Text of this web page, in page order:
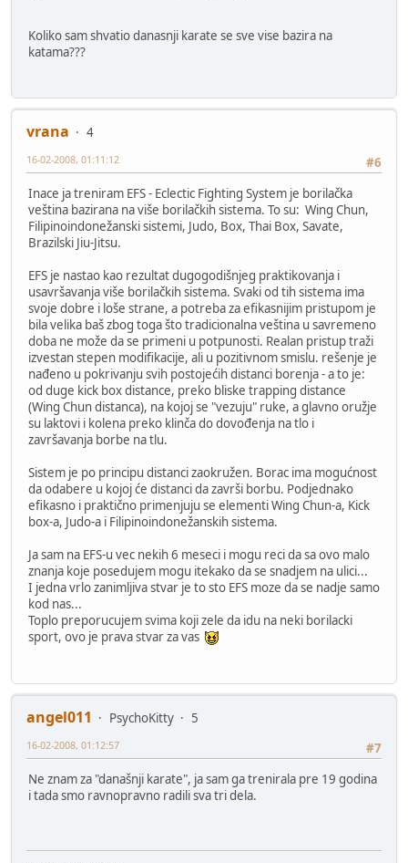
Koliko sam shvatio danasnji karate se sve vise bazira na
katama???
vrana
4
#6
16-02-2008, 01:11:12
Inace ja treniram EFS - Eclectic Fighting System je borilačka
veština bazirana na više borilačkih sistema. To su: Wing Chun,
Filipinoindonežanski sistemi, Judo, Box, Thai Box, Savate,
Brazilski Jiu-Jitsu.
EFS je nastao kao rezultat dugogodišnjeg praktikovanja i
usavršavanja više borilačkih sistema. Svaki od tih sistema ima
svoje dobre i loše strane, a potreba za efikasnijim pristupom je
bila velika baš zbog toga što tradicionalna veština u savremeno
doba ne može da se primeni u potpunosti. Realan pristup traži
izvestan stepen modifikacije, ali u pozitivnom smislu. rešenje je
nađeno u pokrivanju svih postojećih distanci borenja - a to je:
od duge kick box distance, preko bliske trapping distance
(Wing Chun distanca), na kojoj se "vezuju" ruke, a glavno oružje
su laktovi i kolena preko klinča do dovođenja na tlo i
završavanja borbe na tlu.
Sistem je po principu distanci zaokružen. Borac ima mogućnost
da odabere u kojoj će distanci da završi borbu. Podjednako
efikasno i praktično primenjuju se elementi Wing Chun-a, Kick
box-a, Judo-a i Filipinoindonežanskih sistema.
Ja sam na EFS-u vec nekih 6 meseci i mogu reci da sa ovo malo
znanja koje posedujem mogu itekako da se snadjem na ulici...
I jedna vrlo zanimljiva stvar je to sto EFS moze da se nadje samo
kod nas...
Toplo preporucujem svima koji zele da idu na neki borilacki
sport, ovo je prava stvar za vas
angel011 PsychoKitty
5
#7
16-02-2008, 01:12:57
Ne znam za "današnji karate", ja sam ga trenirala pre 19 godina
i tada smo ravnopravno radili sva tri dela.